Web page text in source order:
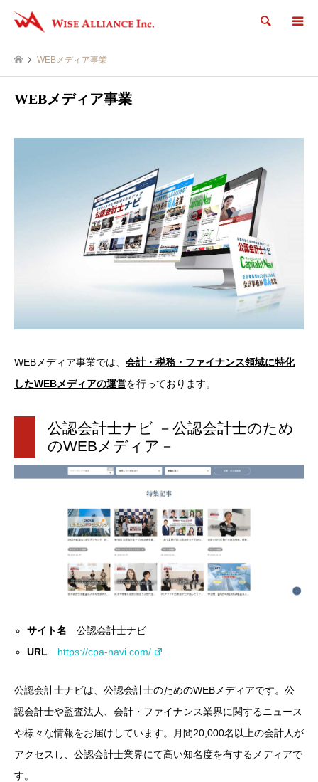
検索
WEBメディア事業
WEBメディア事業
WEBメディア事業では、 会計・税務・ファイナンス領域に特化
したWEBメディアの運営を行っております。
公認会計士ナビ －公認会計士のため
のWEBメディア－
サイト名 公認会計士ナビ
URL
https://cpa-navi.com/
公認会計士ナビは、公認会計士のためのWEBメディアです。公
認会計士や監査法人、会計・ファイナンス業界に関するニュース
や様々な情報をお届けしています。月間20,000名以上の会計人が
アクセスし、公認会計士業界にて高い知名度を有するメディアで
す。